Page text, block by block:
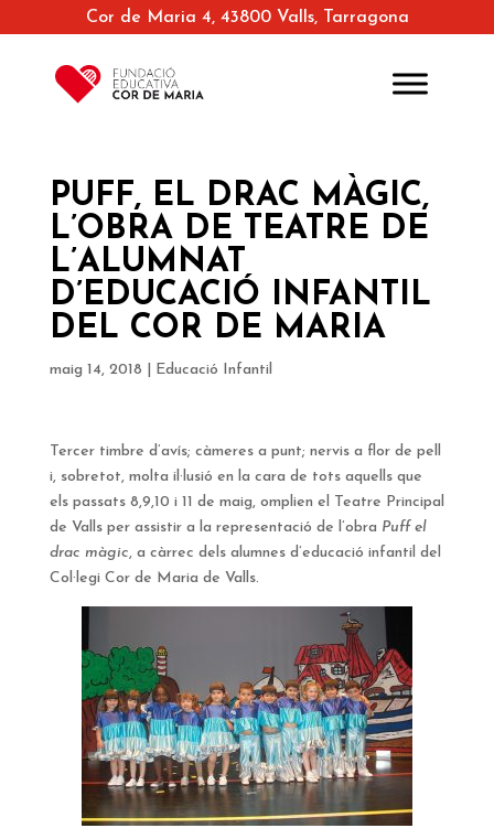
Cor de Maria 4, 43800 Valls, Tarragona
PUFF, EL DRAC MÀGIC,
L’OBRA DE TEATRE DE
L’ALUMNAT
D’EDUCACIÓ INFANTIL
DEL COR DE MARIA
maig 14, 2018 Educació Infantil
Tercer timbre d’avís; càmeres a punt; nervis a flor de pell
i, sobretot, molta il·lusió en la cara de tots aquells que
els passats 8,9,10 i 11 de maig, omplien el Teatre Principal
de Valls per assistir a la representació de l’obra Puff el
drac màgic, a càrrec dels alumnes d’educació infantil del
Col·legi Cor de Maria de Valls.